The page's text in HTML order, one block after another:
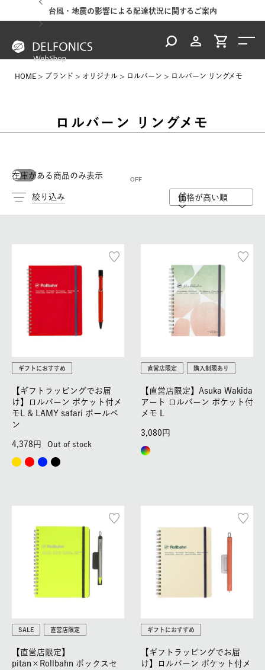
台風・地震の影響による配達状況に関するご案内
HOME ブランド オリジナル ロルバーン ロルバーン リングメモ
ロルバーン リングメモ
在庫がある商品のみ表示
絞り込み 価格が高い順
ギフトにおすすめ
【ギフトラッピングでお届
け】ロルバーン ポケット付メ
モL & LAMY safari ボールペ
ン
4,378 Out of stock
直営店限定 購入制限あり
【直営店限定】Asuka Wakida
アート ロルバーン ポケット付
メモ L
3,080
SALE 直営店限定
【直営店限定】
pitan×Rollbahn ボックスセ
ギフトにおすすめ
【ギフトラッピングでお届
け】ロルバーン ポケット付メ